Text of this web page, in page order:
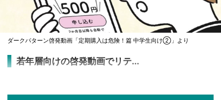
ダークパターン啓発動画「定期購入は危険！篇 中学生向け②」より
若年層向けの啓発動画でリテ...